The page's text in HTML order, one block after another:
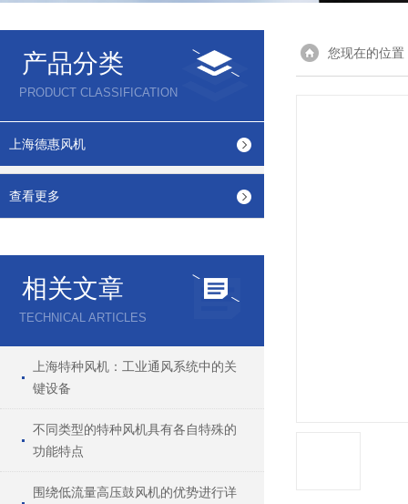
产品分类
PRODUCT CLASSIFICATION
上海德惠风机
查看更多
相关文章
TECHNICAL ARTICLES
上海特种风机：工业通风系统中的关
键设备
不同类型的特种风机具有各自特殊的
功能特点
围绕低流量高压鼓风机的优势进行详
您现在的位置